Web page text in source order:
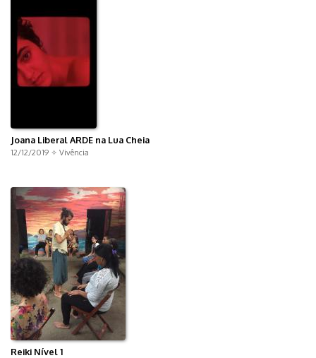
Joana Liberal ARDE na Lua Cheia
12/12/2019 ✧ Vivência
Reiki Nível 1